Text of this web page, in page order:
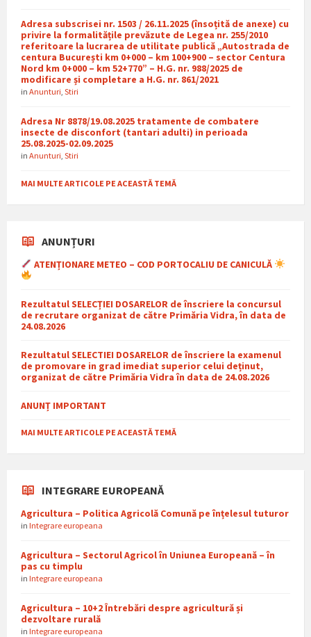
Adresa subscrisei nr. 1503 / 26.11.2025 (însoțită de anexe) cu
privire la formalitățile prevăzute de Legea nr. 255/2010
referitoare la lucrarea de utilitate publică „Autostrada de
centura București km 0+000 – km 100+900 – sector Centura
Nord km 0+000 – km 52+770” – H.G. nr. 988/2025 de
modificare și completare a H.G. nr. 861/2021
in Anunturi Stiri
Adresa Nr 8878/19.08.2025 tratamente de combatere
insecte de disconfort (tantari adulti) in perioada
25.08.2025-02.09.2025
in Anunturi Stiri
MAI MULTE ARTICOLE PE ACEASTĂ TEMĂ
ANUNȚURI
ATENȚIONARE METEO – COD PORTOCALIU DE CANICULĂ
Rezultatul SELECȚIEI DOSARELOR de înscriere la concursul
de recrutare organizat de către Primăria Vidra, în data de
24.08.2026
Rezultatul SELECTIEI DOSARELOR de înscriere la examenul
de promovare in grad imediat superior celui deținut,
organizat de către Primăria Vidra în data de 24.08.2026
ANUNȚ IMPORTANT
MAI MULTE ARTICOLE PE ACEASTĂ TEMĂ
INTEGRARE EUROPEANĂ
Agricultura – Politica Agricolă Comună pe înțelesul tuturor
in Integrare europeana
Agricultura – Sectorul Agricol în Uniunea Europeană – în
pas cu timplu
in Integrare europeana
Agricultura – 10+2 Întrebări despre agricultură și
dezvoltare rurală
in Integrare europeana